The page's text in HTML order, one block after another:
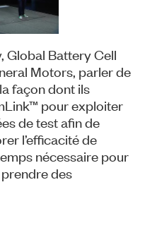
Global Battery Cell
Motors, parler de
façon dont ils
pour exploiter
de test afin de
l’efficacité de
nécessaire pour
des